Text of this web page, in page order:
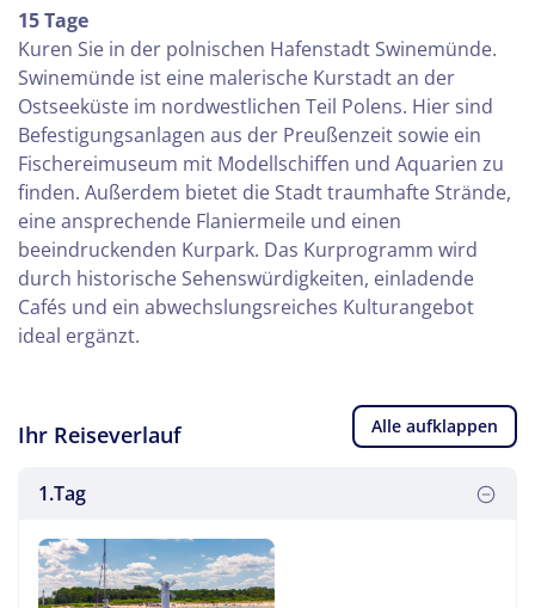
15 Tage
Kuren Sie in der polnischen Hafenstadt Swinemünde.
Swinemünde ist eine malerische Kurstadt an der
Ostseeküste im nordwestlichen Teil Polens. Hier sind
Befestigungsanlagen aus der Preußenzeit sowie ein
Fischereimuseum mit Modellschiffen und Aquarien zu
finden. Außerdem bietet die Stadt traumhafte Strände,
eine ansprechende Flaniermeile und einen
beeindruckenden Kurpark. Das Kurprogramm wird
durch historische Sehenswürdigkeiten, einladende
Cafés und ein abwechslungsreiches Kulturangebot
ideal ergänzt.
Ihr Reiseverlauf Alle aufklappen
1.Tag